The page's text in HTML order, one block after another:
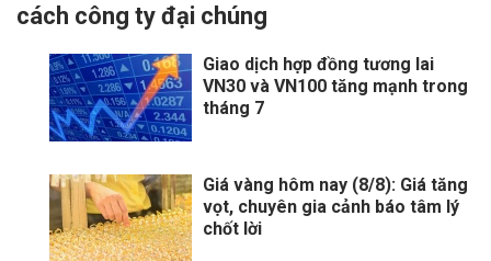
cách công ty đại chúng
Giao dịch hợp đồng tương lai
VN30 và VN100 tăng mạnh trong
tháng 7
Giá vàng hôm nay (8/8): Giá tăng
vọt, chuyên gia cảnh báo tâm lý
chốt lời